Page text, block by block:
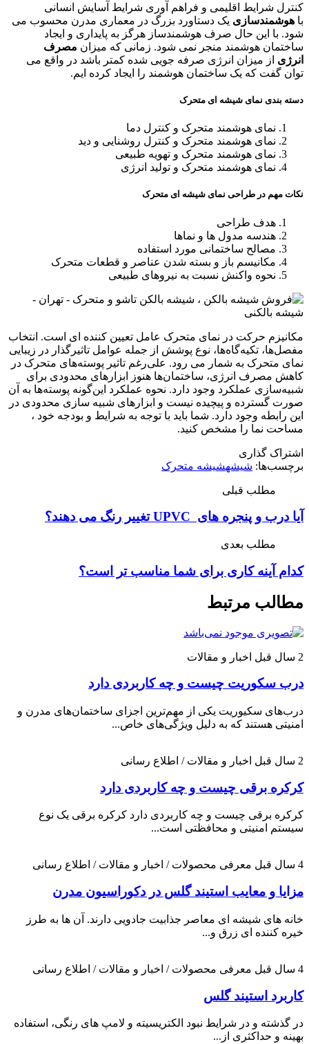
کنترل شرایط اقلیمی و فراهم آوری شرایط آسایش انسانی
با هوشمندسازی یک دستاورد بزرگ در معماری مدرن محسوب می
شود. با این حال صرف هوشمندساز هرگز به پایداری و ایجاد
ساختمان هوشمند منجر نمی شود. زمانی که میزان مصرف
انرژی از میزان انرژی صرفه جویی شده کمتر باشد در واقع می
توان گفت که یک ساختمان هوشمند را ایجاد کرده ایم.
دسته بندی نمای شیشه ای متحرک
نمای هوشمند متحرک و کنترل دما
نمای هوشمند متحرک و کنترل روشنایی و دید
نمای هوشمند متحرک و تهویه طبیعی
نمای هوشمند متحرک و تولید انرژی
نکات مهم در طراحی نمای شیشه ای متحرک
هدف طراحی
هندسه مدول ها و نماها
مصالح ساختمانی مورد استفاده
مکانیسم باز و بسته شدن عناصر و قطعات متحرک
نحوه واکنش نسبت به نیروهای طبیعی
مکانیزم حرکت در نمای متحرک عامل تعیین کننده ای است. انتخاب
مفصل‌ها، تکیه‌گاه‌ها، نوع پوشش از جمله عوامل تاثیرگذار در زیبایی
نمای متحرک به شمار می رود. علی‌رغم تاثیر پوسته‌های متحرک در
کاهش مصرف انرژی، ساختمان‌ها هنوز ابزارهای محدودی برای
شبیه‌سازی عملکرد وجود دارد. نحوه عملکرد این‌گونه پوسته‌ها به آن
صورت گسترده و پیچیده نیست و ابزارهای شبیه سازی محدودی در
این رابطه وجود دارد. شما باید با توجه به شرایط و بودجه خود ،
مساحت نما را مشخص کنید.
اشتراک گذاری
برچسب‌ها: شیشهشیشه متحرک
مطلب قبلی
آیا درب و پنجره های UPVC تغییر رنگ می دهند؟
مطلب بعدی
کدام آینه کاری برای شما مناسب تر است؟
مطالب مرتبط
2 سال قبل اخبار و مقالات
درب سکوریت چیست و چه کاربردی دارد
درب‌های سکیوریت یکی از مهم‌ترین اجزای ساختمان‌های مدرن و
امنیتی هستند که به دلیل ویژگی‌های خاص...
2 سال قبل اخبار و مقالات / اطلاع رسانی
کرکره برقی چیست و چه کاربردی دارد
کرکره برقی چیست و چه کاربردی دارد کرکره برقی یک نوع
سیستم امنیتی و محافظتی است...
4 سال قبل معرفی محصولات / اخبار و مقالات / اطلاع رسانی
مزایا و معایب استیند گلس در دکوراسیون مدرن
خانه های شیشه ای معاصر جذابیت جادویی دارند. آن ها به طرز
خیره کننده ای زرق و...
4 سال قبل معرفی محصولات / اخبار و مقالات / اطلاع رسانی
کاربرد استیند گلس
در گذشته و در شرایط نبود الکتریسیته و لامپ های رنگی، استفاده
بهینه و حداکثری از...